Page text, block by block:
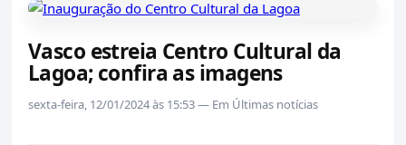
Vasco estreia Centro Cultural da
Lagoa; confira as imagens
sexta-feira, 12/01/2024 às 15:53 — Em Últimas notícias